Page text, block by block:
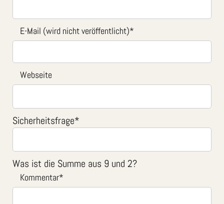
E-Mail (wird nicht veröffentlicht)*
Webseite
Sicherheitsfrage*
Was ist die Summe aus 9 und 2?
Kommentar*